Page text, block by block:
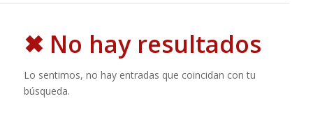
✖ No hay resultados
Lo sentimos, no hay entradas que coincidan con tu
búsqueda.